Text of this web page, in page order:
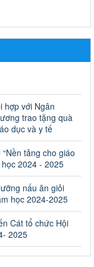
2025 của ngành
của ngành
bãi bỏ trong lĩnh
dân và cơ sở
của Sở Giáo dục
bỏ trong lĩnh vực
và cơ sở giáo dục
dục và Đào tạo,
học năm học
học năm học 2024-
hợp với Ngân
trao tặng quà
dục và y tế
tảng cho giáo
2024 - 2025
nấu ăn giỏi
học 2024-2025
Cát tổ chức Hội
2025